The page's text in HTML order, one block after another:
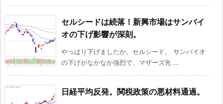
セルシードは続落！新興市場はサンバイ
オの下げ影響が深刻。
やっぱり下げましたか、セルシード。 サンバイオ
の下げがなかなか強烈で、マザーズ先 ...
日経平均反発。関税政策の悪材料通過。